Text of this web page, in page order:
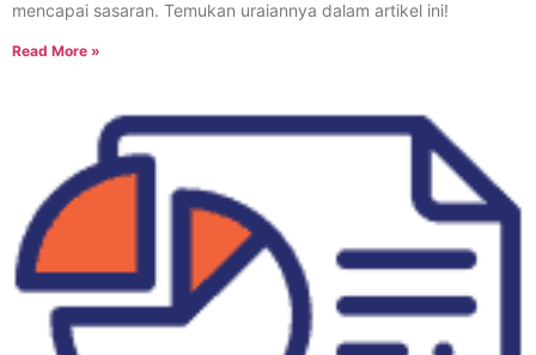
mencapai sasaran. Temukan uraiannya dalam artikel ini!
Read More »